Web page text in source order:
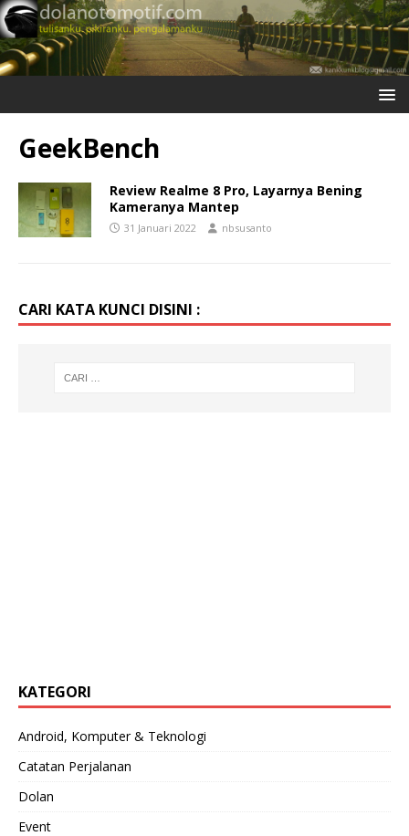
GeekBench
Review Realme 8 Pro, Layarnya Bening
Kameranya Mantep
31 Januari 2022 nbsusanto
CARI KATA KUNCI DISINI :
KATEGORI
Android, Komputer & Teknologi
Catatan Perjalanan
Dolan
Event